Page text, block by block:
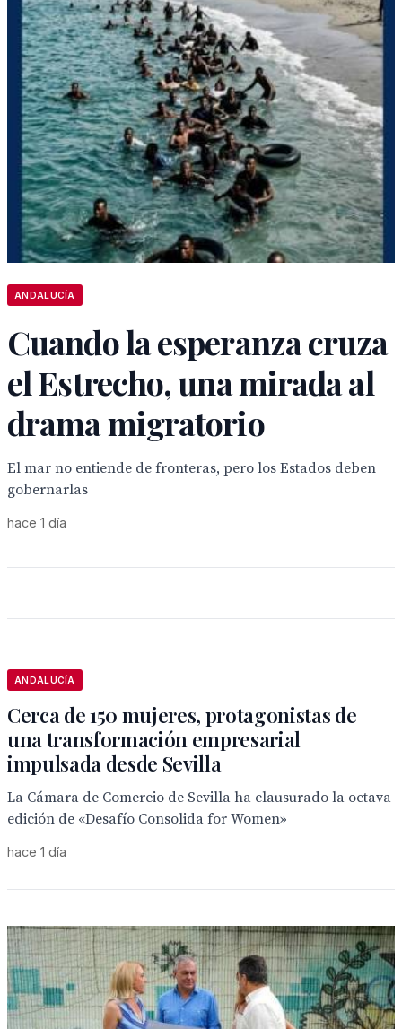
ANDALUCÍA
Cuando la esperanza cruza
el Estrecho, una mirada al
drama migratorio
El mar no entiende de fronteras, pero los Estados deben
gobernarlas
hace 1 día
ANDALUCÍA
Cerca de 150 mujeres, protagonistas de
una transformación empresarial
impulsada desde Sevilla
La Cámara de Comercio de Sevilla ha clausurado la octava
edición de «Desafío Consolida for Women»
hace 1 día